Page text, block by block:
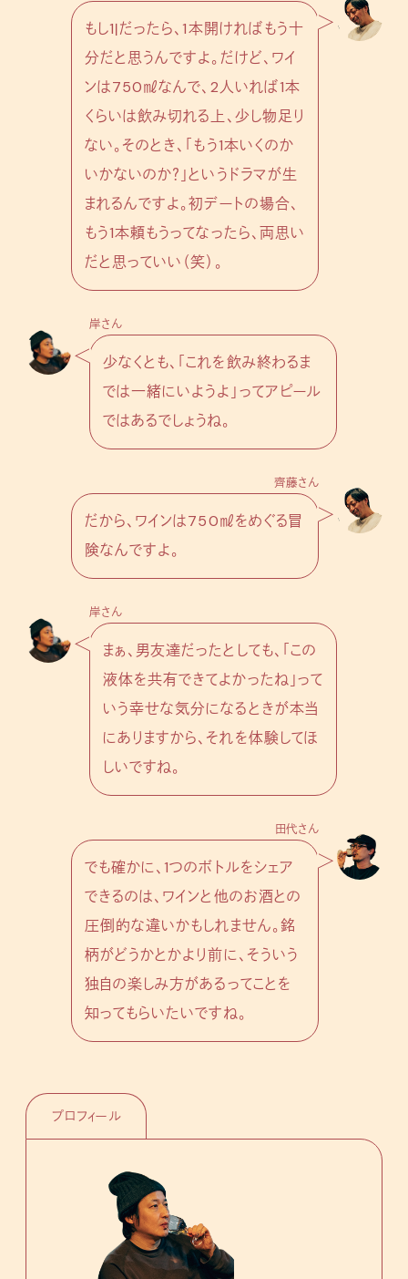
もし1ℓだったら、1本開ければもう十
分だと思うんですよ。だけど、ワイ
ンは750㎖なんで、2人いれば1本
くらいは飲み切れる上、少し物足り
ない。そのとき、「もう1本いくのか
いかないのか？」というドラマが生
まれるんですよ。初デートの場合、
もう1本頼もうってなったら、両思い
だと思っていい（笑）。
岸さん
少なくとも、「これを飲み終わるま
では一緒にいようよ」ってアピール
ではあるでしょうね。
齊藤さん
だから、ワインは750㎖をめぐる冒
険なんですよ。
岸さん
まぁ、男友達だったとしても、「この
液体を共有できてよかったね」って
いう幸せな気分になるときが本当
にありますから、それを体験してほ
しいですね。
田代さん
でも確かに、1つのボトルをシェア
できるのは、ワインと他のお酒との
圧倒的な違いかもしれません。銘
柄がどうかとかより前に、そういう
独自の楽しみ方があるってことを
知ってもらいたいですね。
プロフィール